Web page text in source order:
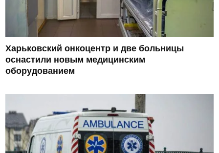
Харьковский онкоцентр и две больницы
оснастили новым медицинским
оборудованием